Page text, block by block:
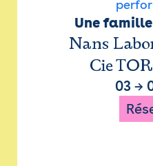
Une
Nans
Cie
03 →